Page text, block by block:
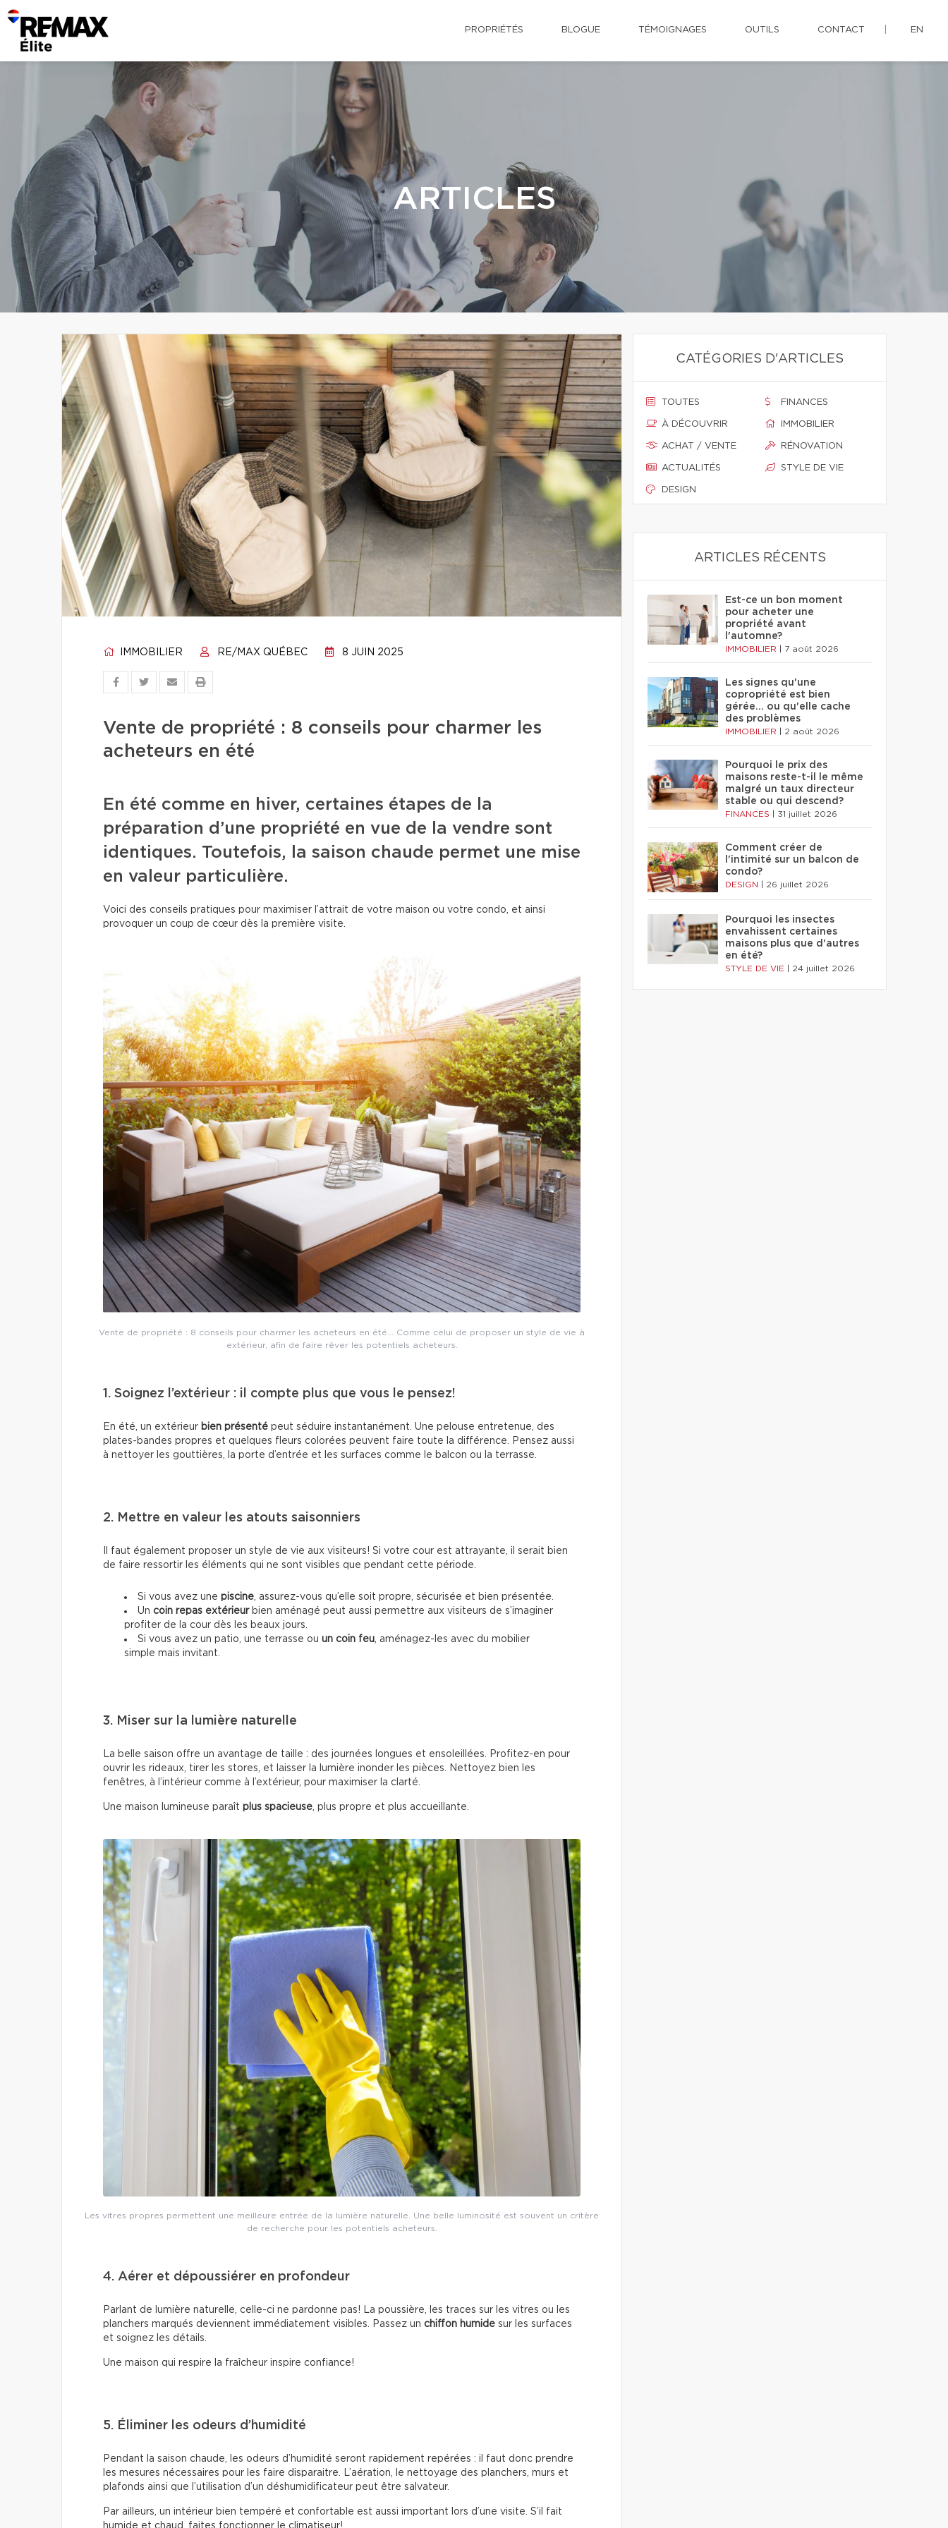
PROPRIÉTÉS BLOGUE TÉMOIGNAGES OUTILS CONTACT EN
ARTICLES
IMMOBILIER RE/MAX QUÉBEC 8 JUIN 2025
Vente de propriété : 8 conseils pour charmer les
acheteurs en été
En été comme en hiver, certaines étapes de la
préparation d’une propriété en vue de la vendre sont
identiques. Toutefois, la saison chaude permet une mise
en valeur particulière.
Voici des conseils pratiques pour maximiser l’attrait de votre maison ou votre condo, et ainsi
provoquer un coup de cœur dès la première visite.
Vente de propriété : 8 conseils pour charmer les acheteurs en été… Comme celui de proposer un style de vie à
extérieur, afin de faire rêver les potentiels acheteurs.
1. Soignez l’extérieur : il compte plus que vous le pensez!
En été, un extérieur bien présenté peut séduire instantanément. Une pelouse entretenue, des
plates-bandes propres et quelques fleurs colorées peuvent faire toute la différence. Pensez aussi
à nettoyer les gouttières, la porte d’entrée et les surfaces comme le balcon ou la terrasse.
2. Mettre en valeur les atouts saisonniers
Il faut également proposer un style de vie aux visiteurs! Si votre cour est attrayante, il serait bien
de faire ressortir les éléments qui ne sont visibles que pendant cette période.
Si vous avez une piscine, assurez-vous qu’elle soit propre, sécurisée et bien présentée.
Un coin repas extérieurbien aménagé peut aussi permettre aux visiteurs de s’imaginer
profiter de la cour dès les beaux jours.
Si vous avez un patio, une terrasse ou un coin feu, aménagez-les avec du mobilier
simple mais invitant.
3. Miser sur la lumière naturelle
La belle saison offre un avantage de taille : des journées longues et ensoleillées. Profitez-en pour
ouvrir les rideaux, tirer les stores, et laisser la lumière inonder les pièces. Nettoyez bien les
fenêtres, à l’intérieur comme à l’extérieur, pour maximiser la clarté.
Une maison lumineuse paraît plus spacieuse, plus propre et plus accueillante.
Les vitres propres permettent une meilleure entrée de la lumière naturelle. Une belle luminosité est souvent un critère
de recherche pour les potentiels acheteurs.
4. Aérer et dépoussiérer en profondeur
Parlant de lumière naturelle, celle-ci ne pardonne pas! La poussière, les traces sur les vitres ou les
planchers marqués deviennent immédiatement visibles. Passez un chiffon humide sur les surfaces
et soignez les détails.
Une maison qui respire la fraîcheur inspire confiance!
5. Éliminer les odeurs d’humidité
Pendant la saison chaude, les odeurs d’humidité seront rapidement repérées : il faut donc prendre
les mesures nécessaires pour les faire disparaitre. L’aération, le nettoyage des planchers, murs et
plafonds ainsi que l’utilisation d’un déshumidificateur peut être salvateur.
Par ailleurs, un intérieur bien tempéré et confortable est aussi important lors d’une visite. S’il fait
CATÉGORIES D'ARTICLES
TOUTES
À DÉCOUVRIR
ACHAT / VENTE
ACTUALITÉS
DESIGN
FINANCES
IMMOBILIER
RÉNOVATION
STYLE DE VIE
ARTICLES RÉCENTS
Est-ce un bon moment
pour acheter une
propriété avant
l'automne?
IMMOBILIER 7 août 2026
Les signes qu'une
copropriété est bien
gérée… ou qu'elle cache
des problèmes
IMMOBILIER 2 août 2026
Pourquoi le prix des
maisons reste-t-il le même
malgré un taux directeur
stable ou qui descend?
FINANCES 31 juillet 2026
Comment créer de
l'intimité sur un balcon de
condo?
DESIGN 26 juillet 2026
Pourquoi les insectes
envahissent certaines
maisons plus que d'autres
en été?
STYLE DE VIE 24 juillet 2026